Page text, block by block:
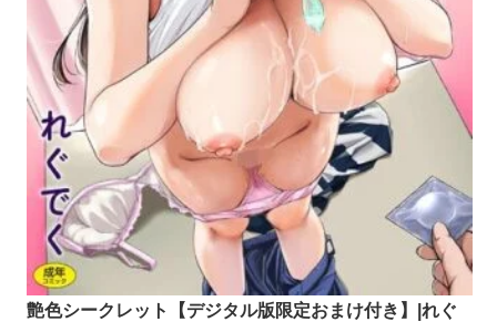
艶色シークレット【デジタル版限定おまけ付き】|れぐ